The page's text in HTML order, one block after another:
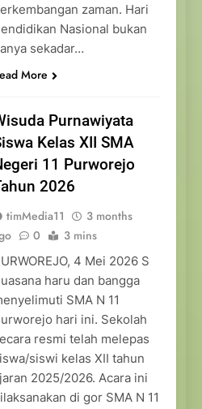
zaman. Hari
Nasional bukan
sekadar…
More
Purnawiyata
Kelas XII SMA
11 Purworejo
2026
timMedia11
3 months
0 3 mins
4 Mei 2026 S
haru dan bangga
SMA N 11
hari ini. Sekolah
resmi telah melepas
siswi kelas XII tahun
2025/2026. Acara ini
di gor SMA N 11